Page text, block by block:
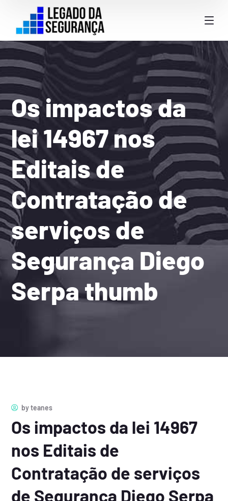
Os impactos da
lei 14967 nos
Editais de
Contratação de
serviços de
Segurança Diego
Serpa thumb
byteanes
Os impactos da lei 14967
nos Editais de
Contratação de serviços
de Segurança Diego Serpa